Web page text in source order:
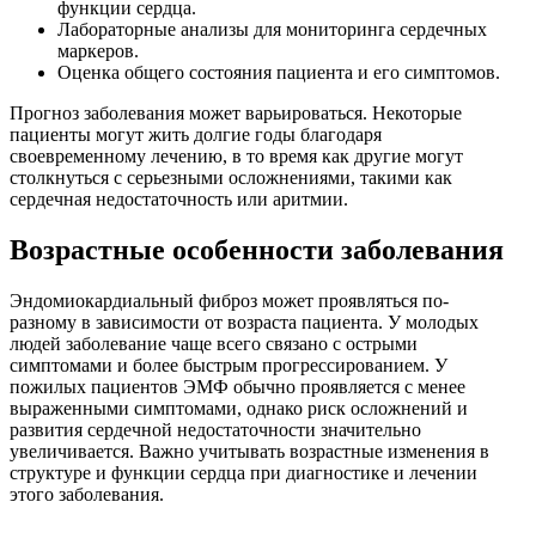
функции сердца.
Лабораторные анализы для мониторинга сердечных
маркеров.
Оценка общего состояния пациента и его симптомов.
Прогноз заболевания может варьироваться. Некоторые
пациенты могут жить долгие годы благодаря
своевременному лечению, в то время как другие могут
столкнуться с серьезными осложнениями, такими как
сердечная недостаточность или аритмии.
Возрастные особенности заболевания
Эндомиокардиальный фиброз может проявляться по-
разному в зависимости от возраста пациента. У молодых
людей заболевание чаще всего связано с острыми
симптомами и более быстрым прогрессированием. У
пожилых пациентов ЭМФ обычно проявляется с менее
выраженными симптомами, однако риск осложнений и
развития сердечной недостаточности значительно
увеличивается. Важно учитывать возрастные изменения в
структуре и функции сердца при диагностике и лечении
этого заболевания.